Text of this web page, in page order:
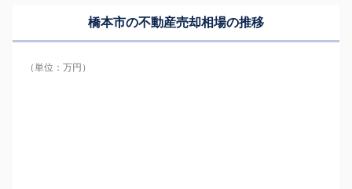
橋本市の不動産売却相場の推移
（単位：万円）